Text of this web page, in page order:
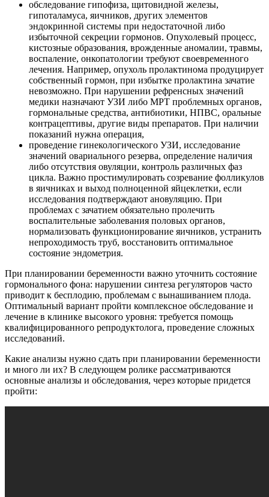
обследование гипофиза, щитовидной железы,
гипоталамуса, яичников, других элементов
эндокринной системы при недостаточной либо
избыточной секреции гормонов. Опухолевый процесс,
кистозные образования, врожденные аномалии, травмы,
воспаление, онкопатологии требуют своевременного
лечения. Например, опухоль пролактинома продуцирует
собственный гормон, при избытке пролактина зачатие
невозможно. При нарушении рефренсных значений
медики назначают УЗИ либо МРТ проблемных органов,
гормональные средства, антибиотики, НПВС, оральные
контрацептивы, другие виды препаратов. При наличии
показаний нужна операция,
проведение гинекологического УЗИ, исследование
значений овариального резерва, определение наличия
либо отсутствия овуляции, контроль различных фаз
цикла. Важно простимулировать созревание фолликулов
в яичниках и выход полноценной яйцеклетки, если
исследования подтверждают ановуляцию. При
проблемах с зачатием обязательно пролечить
воспалительные заболевания половых органов,
нормализовать функционирование яичников, устранить
непроходимость труб, восстановить оптимальное
состояние эндометрия.
При планировании беременности важно уточнить состояние
гормонального фона: нарушении синтеза регуляторов часто
приводит к бесплодию, проблемам с вынашиванием плода.
Оптимальный вариант пройти комплексное обследование и
лечение в клинике высокого уровня: требуется помощь
квалифицированного репродуктолога, проведение сложных
исследований.
Какие анализы нужно сдать при планировании беременности
и много ли их? В следующем ролике рассматриваются
основные анализы и обследования, через которые придется
пройти: